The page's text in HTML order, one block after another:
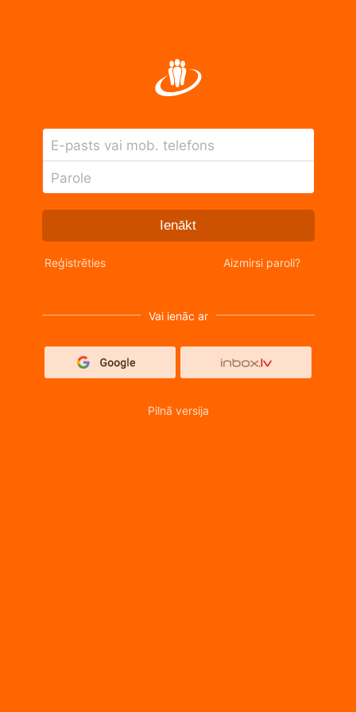
E-pasts vai mob. telefons
Parole
Ienākt
Reģistrēties Aizmirsi paroli?
Vai ienāc ar
Pilnā versija